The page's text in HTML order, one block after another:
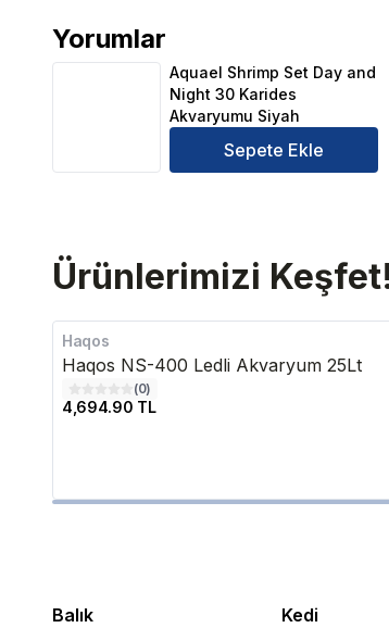
Yorumlar
Aquael Shrimp Set Day and Night 30
Aquael Shrimp Set Day and
Night 30 Karides
Akvaryumu Siyah
Sepete Ekle
Ürünlerimizi
Haqos
Haqos NS-400 Ledli Akvaryum 25Lt
(0)
4,694.90 TL
Balık Kedi